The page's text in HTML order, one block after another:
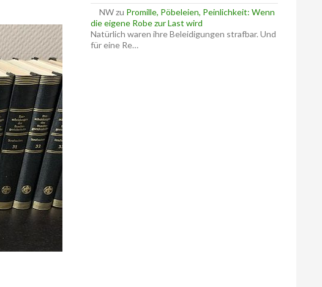
NWzu Promille, Pöbeleien, Peinlichkeit: Wenn
die eigene Robe zur Last wird
Natürlich waren ihre Beleidigungen strafbar. Und
für eine Re…